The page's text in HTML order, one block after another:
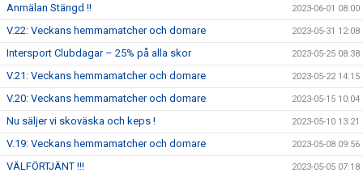
Anmälan Stängd !! 2023-06-01 08:00
V.22: Veckans hemmamatcher och domare 2023-05-31 12:08
Intersport Clubdagar – 25% på alla skor 2023-05-25 08:38
V.21: Veckans hemmamatcher och domare 2023-05-22 14:15
V.20: Veckans hemmamatcher och domare 2023-05-15 10:04
Nu säljer vi skoväska och keps ! 2023-05-10 13:21
V.19: Veckans hemmamatcher och domare 2023-05-08 09:56
VÄLFÖRTJÄNT !!! 2023-05-05 07:18